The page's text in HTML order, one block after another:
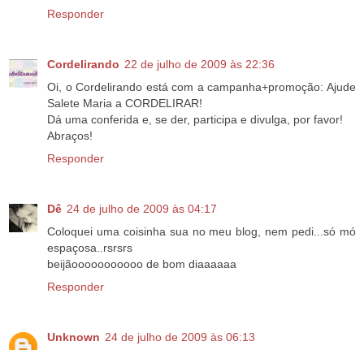
Responder
Cordelirando 22 de julho de 2009 às 22:36
Oi, o Cordelirando está com a campanha+promoção: Ajude
Salete Maria a CORDELIRAR!
Dá uma conferida e, se der, participa e divulga, por favor!
Abraços!
Responder
Dê 24 de julho de 2009 às 04:17
Coloquei uma coisinha sua no meu blog, nem pedi...só mó
espaçosa..rsrsrs
beijãooooooooooo de bom diaaaaaa
Responder
Unknown 24 de julho de 2009 às 06:13